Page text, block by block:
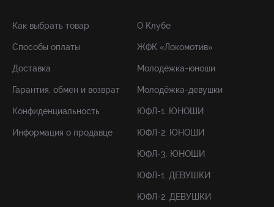
Как выбрать товар
Способы оплаты
Доставка
Гарантия, обмен и возврат
Конфиденциальность
Информация о продавце
О Клубе
ЖФК «Локомотив»
Молодёжка-юноши
Молодёжка-девушки
ЮФЛ-1. ЮНОШИ
ЮФЛ-2. ЮНОШИ
ЮФЛ-3. ЮНОШИ
ЮФЛ-1. ДЕВУШКИ
ЮФЛ-2. ДЕВУШКИ